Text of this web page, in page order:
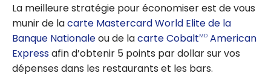
La meilleure stratégie pour économiser est de vous
munir de lacarte Mastercard World Elite de la
Banque Nationaleou de lacarte CobaltMD American
Expressafin d’obtenir 5 points par dollar sur vos
dépenses dans les restaurants et les bars.